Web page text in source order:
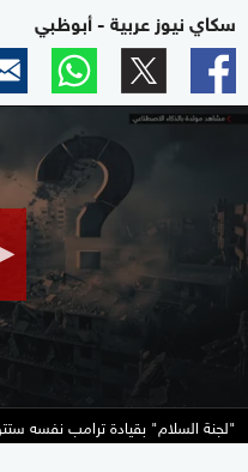
سكاي نيوز عربية - أبوظبي
"لجنة السلام" بقيادة ترامب نفسه